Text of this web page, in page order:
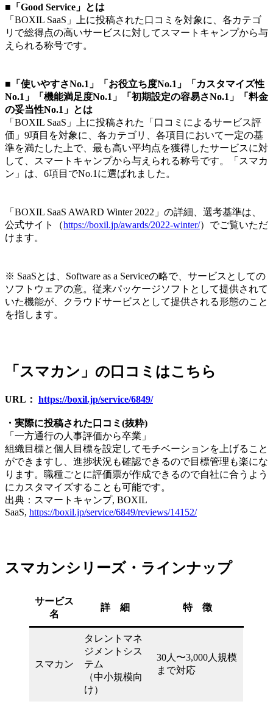
■「Good Service」とは
「BOXIL SaaS」上に投稿された口コミを対象に、各カテゴ
リで総得点の高いサービスに対してスマートキャンプから与
えられる称号です。
■「使いやすさNo.1」「お役立ち度No.1」「カスタマイズ性
No.1」「機能満足度No.1」「初期設定の容易さNo.1」「料金
の妥当性No.1」とは
「BOXIL SaaS」上に投稿された「口コミによるサービス評
価」9項目を対象に、各カテゴリ、各項目において一定の基
準を満たした上で、最も高い平均点を獲得したサービスに対
して、スマートキャンプから与えられる称号です。「スマカ
ン」は、6項目でNo.1に選ばれました。
「BOXIL SaaS AWARD Winter 2022」の詳細、選考基準は、
公式サイト（https://boxil.jp/awards/2022-winter/）でご覧いただ
けます。
※ SaaSとは、Software as a Serviceの略で、サービスとしての
ソフトウェアの意。従来パッケージソフトとして提供されて
いた機能が、クラウドサービスとして提供される形態のこと
を指します。
「スマカン」の口コミはこちら
URL： https://boxil.jp/service/6849/
・実際に投稿された口コミ(抜粋)
「一方通行の人事評価から卒業」
組織目標と個人目標を設定してモチベーションを上げること
ができますし、進捗状況も確認できるので目標管理も楽にな
ります。職種ごとに評価票が作成できるので自社に合うよう
にカスタマイズすることも可能です。
出典：スマートキャンプ, BOXIL
SaaS, https://boxil.jp/service/6849/reviews/14152/
スマカンシリーズ・ラインナップ
サービス
名
詳 細 特 徴
スマカン
タレントマネ
ジメントシス
テム
（中小規模向
け）
30人〜3,000人規模
まで対応